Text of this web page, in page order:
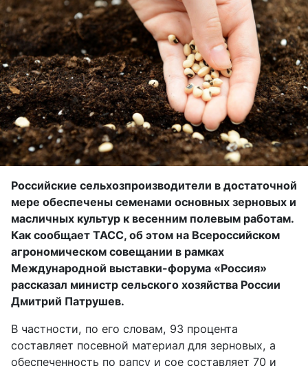
Российские сельхозпроизводители в достаточной
мере обеспечены семенами основных зерновых и
масличных культур к весенним полевым работам.
Как сообщает ТАСС, об этом на Всероссийском
агрономическом совещании в рамках
Международной выставки-форума «Россия»
рассказал министр сельского хозяйства России
Дмитрий Патрушев.
В частности, по его словам, 93 процента
составляет посевной материал для зерновых, а
обеспеченность по рапсу и сое составляет 70 и